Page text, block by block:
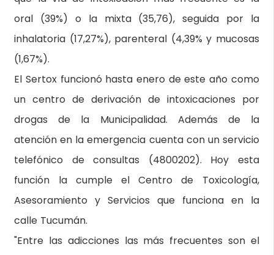
oral (39%) o la mixta (35,76), seguida por la
inhalatoria (17,27%), parenteral (4,39% y mucosas
(1,67%).
El Sertox funcionó hasta enero de este año como
un centro de derivación de intoxicaciones por
drogas de la Municipalidad. Además de la
atención en la emergencia cuenta con un servicio
telefónico de consultas (4800202). Hoy esta
función la cumple el Centro de Toxicología,
Asesoramiento y Servicios que funciona en la
calle Tucumán.
"Entre las adicciones las más frecuentes son el